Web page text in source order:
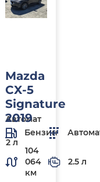
Автомат
2 л
Mazda
CX-5
Signature
2019
Бензин
104
064
км
2.5 л